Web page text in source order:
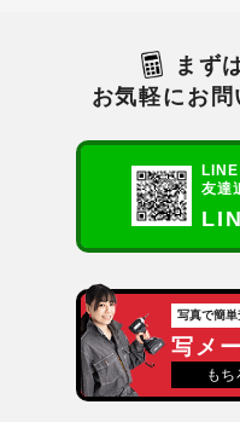
まず
お気軽にお問
友達
写真で簡単
写メ
もち